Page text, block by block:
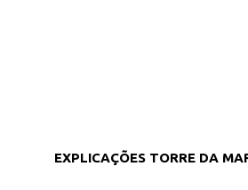
EXPLICAÇÕES TORRE DA